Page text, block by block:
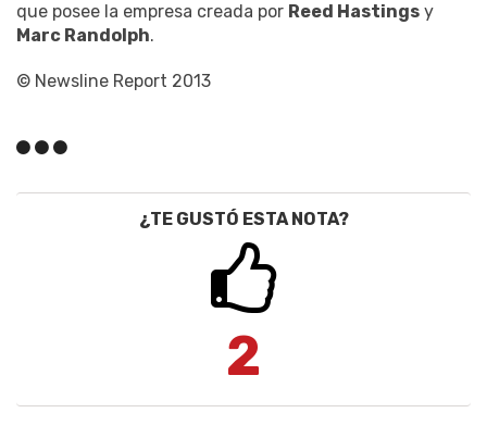
que posee la empresa creada por Reed Hastings y
Marc Randolph.
© Newsline Report 2013
¿TE GUSTÓ ESTA NOTA?
2